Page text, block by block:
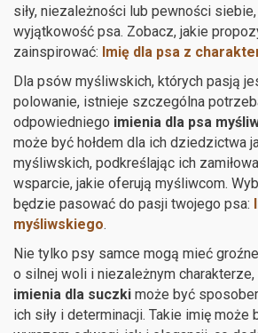
siły, niezależności lub pewności
wyjątkowość psa. Zobacz, jakie
zainspirować: Imię dla psa z
Dla psów myśliwskich, których pasją
polowanie, istnieje szczególna
odpowiedniego imienia dla psa
może być hołdem dla ich dziedzictwa
myśliwskich, podkreślając ich
wsparcie, jakie oferują myśliwcom.
będzie pasować do pasji twojego psa:
myśliwskiego.
Nie tylko psy samce mogą mieć
o silnej woli i niezależnym
imienia dla suczki może być
ich siły i determinacji. Takie imię może